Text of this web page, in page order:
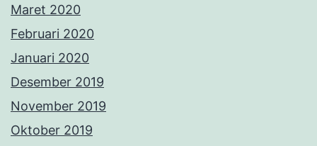
Maret 2020
Februari 2020
Januari 2020
Desember 2019
November 2019
Oktober 2019